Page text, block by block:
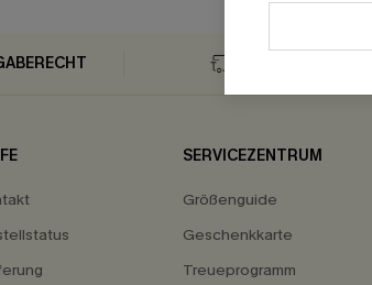
SERVICEZENTRUM
Größenguide
Geschenkkarte
Treueprogramm